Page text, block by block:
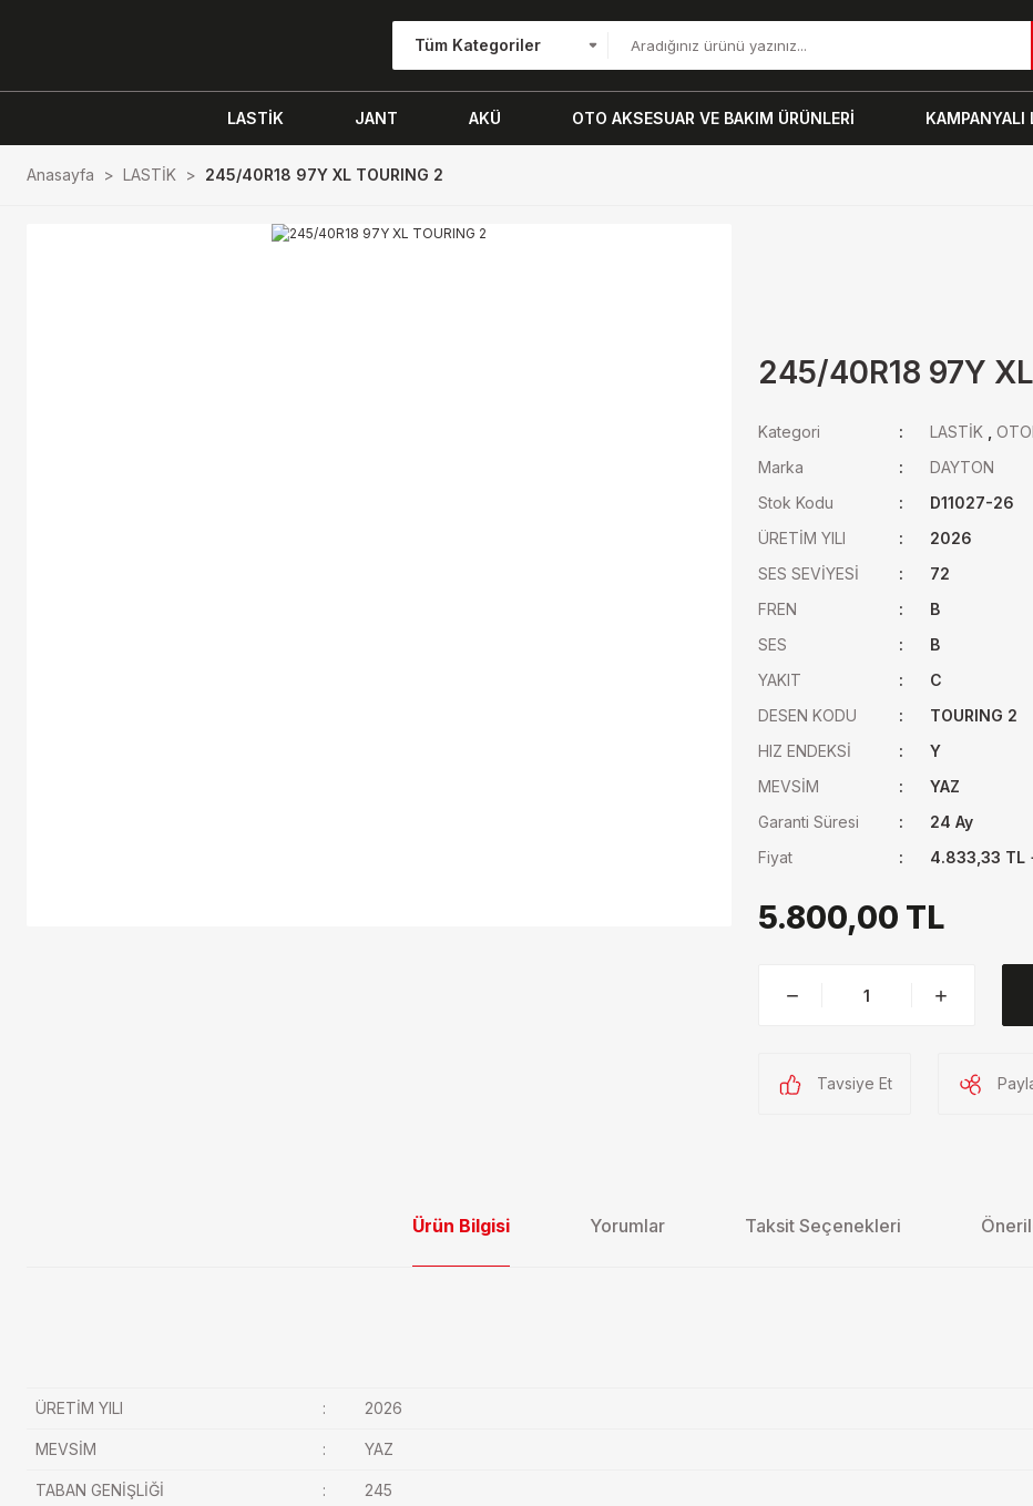
Tüm Kategoriler
LASTİK JANT AKÜ OTO AKSESUAR VE BAKIM ÜRÜNLERİ KAMPANYALI
Anasayfa LASTİK 245/40R18 97Y XL TOURING 2
245/40R18 97Y
Kategori LASTİK ,
Marka
DAYTON
Stok Kodu
D11027-26
ÜRETİM YILI
2026
SES SEVİYESİ
72
FREN
B
SES
B
YAKIT
C
DESEN KODU
TOURING 2
HIZ ENDEKSİ
Y
MEVSİM
YAZ
Garanti Süresi
24 Ay
Fiyat
4.833,33 TL
5.800,00 TL
Tavsiye Et
Ürün Bilgisi Yorumlar Taksit Seçenekleri
ÜRETİM YILI : 2026
MEVSİM : YAZ
TABAN GENİŞLİĞİ : 245